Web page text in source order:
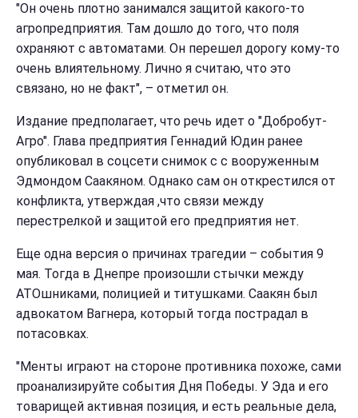
"Он очень плотно занимался защитой какого-то
агропредприятия. Там дошло до того, что поля
охраняют с автоматами. Он перешел дорогу кому-то
очень влиятельному. Лично я считаю, что это
связано, но не факт", – отметил он.
Издание предполагает, что речь идет о "Добробут-
Агро". Глава предприятия Геннадий Юдин ранее
опубликовал в соцсети снимок с с вооруженным
Эдмондом Саакяном. Однако сам он открестился от
конфликта, утверждая ,что связи между
перестрелкой и защитой его предприятия нет.
Еще одна версия о причинах трагедии – события 9
мая. Тогда в Днепре произошли стычки между
АТОшниками, полицией и титушками. Саакян был
адвокатом Вагнера, который тогда пострадал в
потасовках.
"Менты играют на стороне противника похоже, сами
проанализируйте события Дня Победы. У Эда и его
товарищей активная позиция, и есть реальные дела,